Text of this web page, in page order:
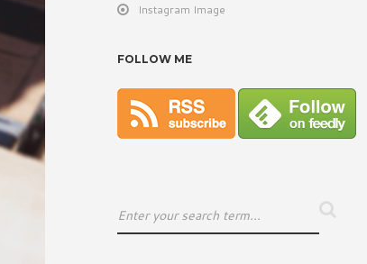
Instagram Image
FOLLOW ME